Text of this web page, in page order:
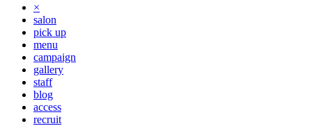
×
salon
pick up
menu
campaign
gallery
staff
blog
access
recruit